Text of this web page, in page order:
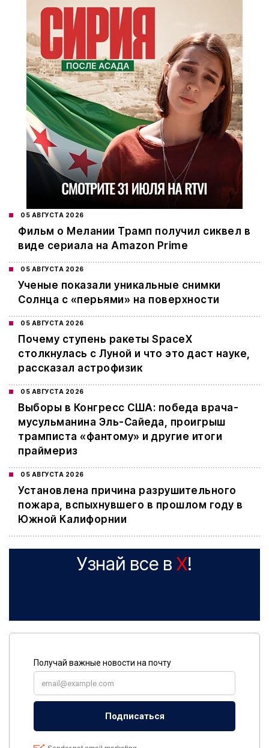
05 АВГУСТА 2026
Фильм о Мелании Трамп получил сиквел в
виде сериала на Amazon Prime
05 АВГУСТА 2026
Ученые показали уникальные снимки
Солнца с «перьями» на поверхности
05 АВГУСТА 2026
Почему ступень ракеты SpaceX
столкнулась с Луной и что это даст науке,
рассказал астрофизик
05 АВГУСТА 2026
Выборы в Конгресс США: победа врача-
мусульманина Эль-Сайеда, проигрыш
трамписта «фантому» и другие итоги
праймериз
05 АВГУСТА 2026
Установлена причина разрушительного
пожара, вспыхнувшего в прошлом году в
Южной Калифорнии
Узнай все в X!